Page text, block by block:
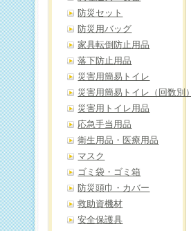
防災セット
防災用バッグ
家具転倒防止用品
落下防止用品
災害用簡易トイレ
災害用簡易トイレ（回数別）
災害用トイレ用品
応急手当用品
衛生用品・医療用品
マスク
ゴミ袋・ゴミ箱
防災頭巾・カバー
救助資機材
安全保護具